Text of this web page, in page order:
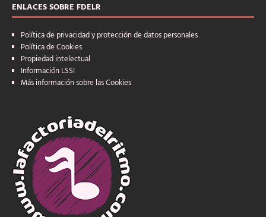
ENLACES SOBRE FDELR
Política de privacidad y protección de datos personales
Política de Cookies
Propiedad intelectual
Información LSSI
Más información sobre las Cookies